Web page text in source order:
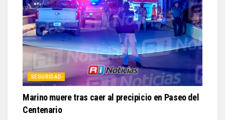
SEGURIDAD
Marino muere tras caer al precipicio en Paseo del
Centenario